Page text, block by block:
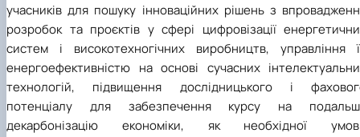
учасників для пошуку інноваційних рішень з
розробок та проєктів у сфері цифровізації
систем і високотехногічних виробництв, управління
енергоефективністю на основі сучасних
технологій, підвищення дослідницького і
потенціалу для забезпечення курсу на
декарбонізацію економіки, як необхідної